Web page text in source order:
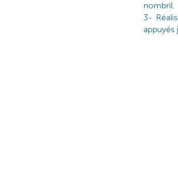
nombril.
3-
appuyés